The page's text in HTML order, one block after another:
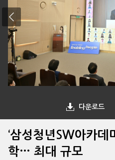
다운로드
‘삼성청년SW아카
학… 최대 규모